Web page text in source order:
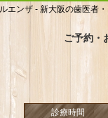
エンザ - 新大阪の歯医者
ご予約・
診療時間